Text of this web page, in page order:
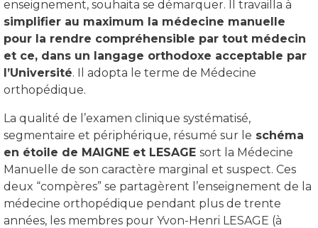
enseignement, souhaita se démarquer. Il travailla à
simplifier au maximum la médecine manuelle
pour la rendre compréhensible par tout médecin
et ce, dans un langage orthodoxe acceptable par
l’Université. Il adopta le terme de Médecine
orthopédique.
La qualité de l’examen clinique systématisé,
segmentaire et périphérique, résumé sur le schéma
en étoile de MAIGNE et LESAGE sort la Médecine
Manuelle de son caractère marginal et suspect. Ces
deux “compères” se partagèrent l’enseignement de la
médecine orthopédique pendant plus de trente
années, les membres pour Yvon-Henri LESAGE (à